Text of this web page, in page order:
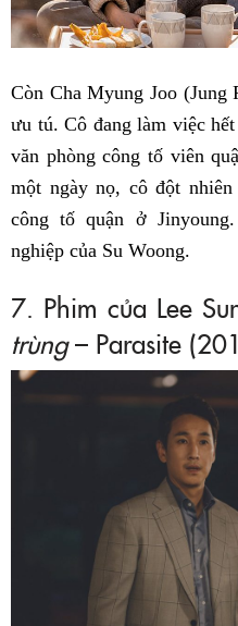
Còn Cha Myung Joo
ưu tú. Cô đang làm việc
văn phòng công tố viên
một ngày nọ, cô đột
công tố quận ở
nghiệp của Su Woong.
7. Phim của Lee
trùng– Parasite